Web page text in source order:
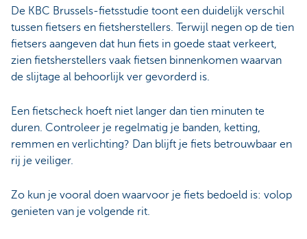
De KBC Brussels-fietsstudie toont een duidelijk verschil
tussen fietsers en fietsherstellers. Terwijl negen op de tien
fietsers aangeven dat hun fiets in goede staat verkeert,
zien fietsherstellers vaak fietsen binnenkomen waarvan
de slijtage al behoorlijk ver gevorderd is.
Een fietscheck hoeft niet langer dan tien minuten te
duren. Controleer je regelmatig je banden, ketting,
remmen en verlichting? Dan blijft je fiets betrouwbaar en
rij je veiliger.
Zo kun je vooral doen waarvoor je fiets bedoeld is: volop
genieten van je volgende rit.